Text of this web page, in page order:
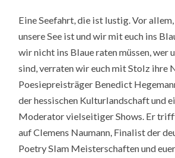
Eine Seefahrt, die ist lustig. Vor
unsere See ist und wir mit euch ins
wir nicht ins Blaue raten müssen, wer
sind, verraten wir euch mit Stolz ihre
Poesiepreisträger Benedict
der hessischen Kulturlandschaft und
Moderator vielseitiger Shows. Er
auf Clemens Naumann, Finalist der
Poetry Slam Meisterschaften und